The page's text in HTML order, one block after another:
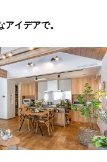
イデアで。